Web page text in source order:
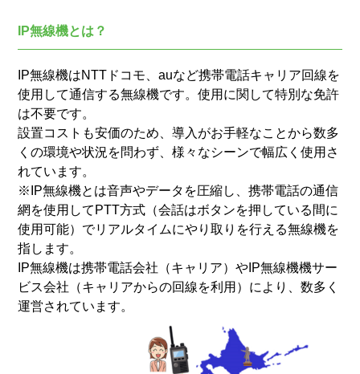
IP無線機とは？
IP無線機はNTTドコモ、auなど携帯電話キャリア回線を
使用して通信する無線機です。使用に関して特別な免許
は不要です。
設置コストも安価のため、導入がお手軽なことから数多
くの環境や状況を問わず、様々なシーンで幅広く使用さ
れています。
※IP無線機とは音声やデータを圧縮し、携帯電話の通信
網を使用してPTT方式（会話はボタンを押している間に
使用可能）でリアルタイムにやり取りを行える無線機を
指します。
IP無線機は携帯電話会社（キャリア）やIP無線機機サー
ビス会社（キャリアからの回線を利用）により、数多く
運営されています。